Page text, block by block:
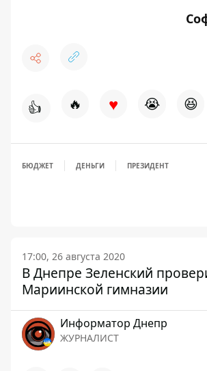
👍 🔥 ♥ 😭 😆
БЮДЖЕТ ДЕНЬГИ ПРЕЗИДЕНТ
17:00, 26 августа 2020
В Днепре Зеленский
Мариинской гимназии
Информатор Днепр
ЖУРНАЛИСТ